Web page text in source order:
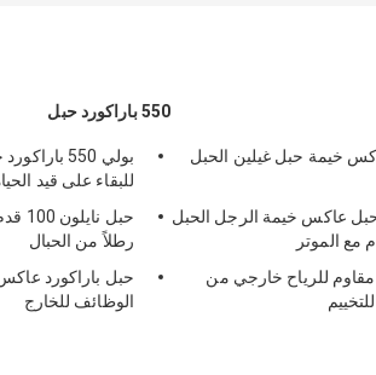
550 باراكورد حبل
للبقاء على قيد
رطلاً من الحبال
الوظائف للخارج
20 م عاكس خيمة حبل غيلين الحبل
حبل عاكس خيمة الرجل الحبل
للرياح خارجي من